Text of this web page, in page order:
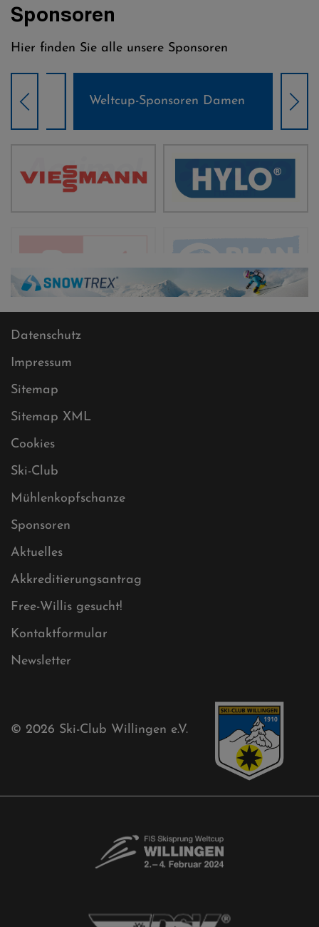
Sponsoren
Hier finden Sie alle unsere Sponsoren
Weltcup-Sponsoren Damen
Datenschutz
Impressum
Sitemap
Sitemap XML
Cookies
Ski-Club
Mühlenkopfschanze
Akkreditierungsantrag